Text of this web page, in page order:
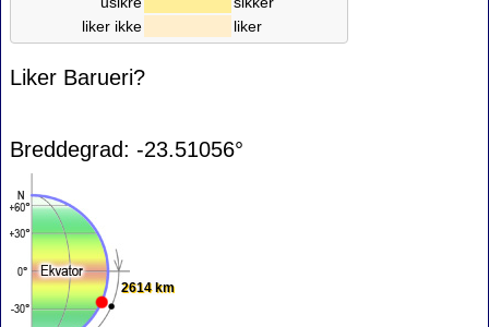
liker ikke
liker
Liker Barueri?
Breddegrad: -23.51056°
2614 km